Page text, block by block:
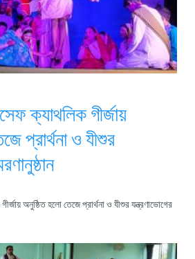
ক্যাথলিক গীর্জায়
প্রার্থনা ও যীশুর
অনুষ্ঠিত হলো তেজে প্রার্থনা ও যীশুর যন্ত্রণাভোগের